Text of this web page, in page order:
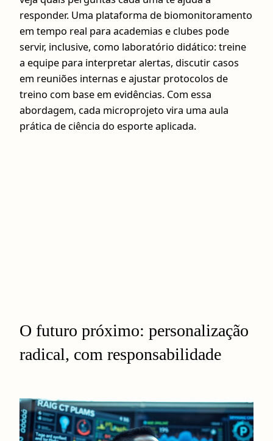
responder. Uma plataforma de biomonitoramento
em tempo real para academias e clubes pode
servir, inclusive, como laboratório didático: treine
a equipe para interpretar alertas, discutir casos
em reuniões internas e ajustar protocolos de
treino com base em evidências. Com essa
abordagem, cada microprojeto vira uma aula
prática de ciência do esporte aplicada.
O futuro próximo: personalização
radical, com responsabilidade